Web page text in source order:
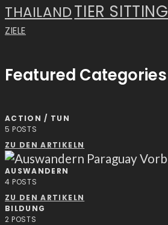
THAILANDTIER SITTING
ZIELE
Featured Categories
ACTION / TUN
5 POSTS
ZU DEN ARTIKELN
AUSWANDERN
4 POSTS
ZU DEN ARTIKELN
BILDUNG
2 POSTS